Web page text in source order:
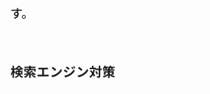
す。
検索エンジン対策